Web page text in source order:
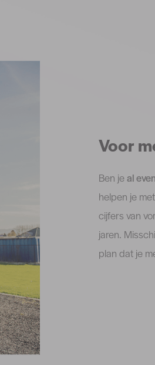
Voor
Ben jeal
helpen je
cijfers van
jaren.
plan dat je